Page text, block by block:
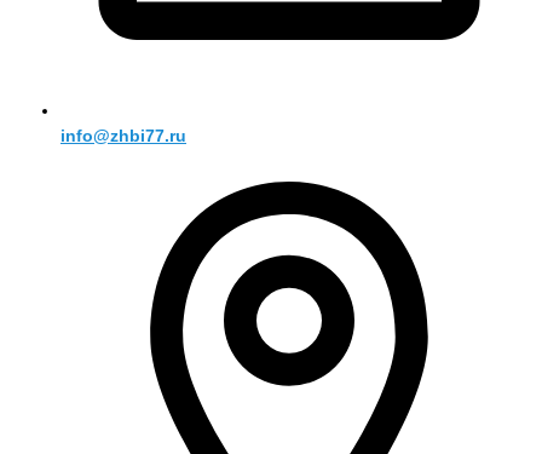
info@zhbi77.ru